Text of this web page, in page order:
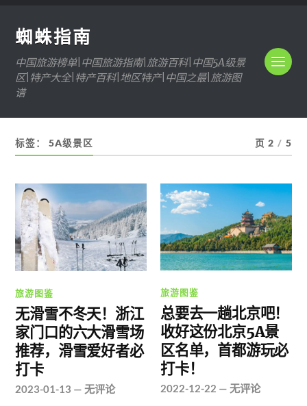
蜘蛛指南
中国旅游榜单|中国旅游指南|旅游百科|中国5A级景
区|特产大全|特产百科|地区特产|中国之最|旅游图
谱
标签：5A级景区 页 2 / 5
旅游图鉴
无滑雪不冬天！浙江
家门口的六大滑雪场
推荐，滑雪爱好者必
打卡
2023-01-13 —无评论
旅游图鉴
总要去一趟北京吧！
收好这份北京5A景
区名单，首都游玩必
打卡！
2022-12-22 —无评论